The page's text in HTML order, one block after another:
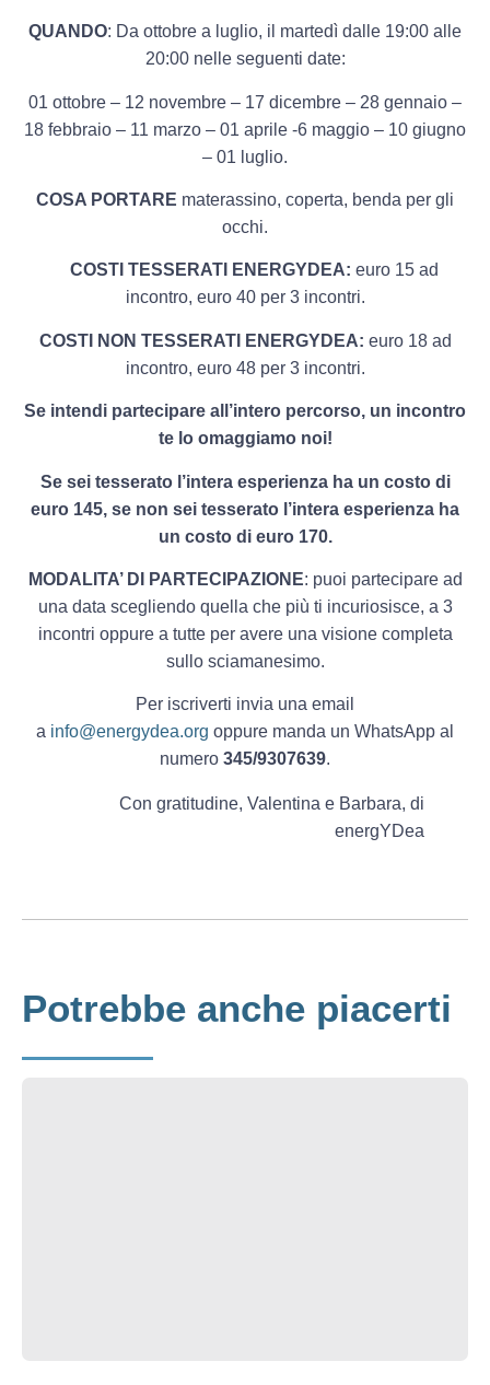
QUANDO: Da ottobre a luglio, il martedì dalle 19:00 alle
20:00 nelle seguenti date:
01 ottobre – 12 novembre – 17 dicembre – 28 gennaio –
18 febbraio – 11 marzo – 01 aprile -6 maggio – 10 giugno
– 01 luglio.
COSA PORTARE materassino, coperta, benda per gli
occhi.
COSTI TESSERATI ENERGYDEA: euro 15 ad
incontro, euro 40 per 3 incontri.
COSTI NON TESSERATI ENERGYDEA: euro 18 ad
incontro, euro 48 per 3 incontri.
Se intendi partecipare all’intero percorso, un incontro
te lo omaggiamo noi!
Se sei tesserato l’intera esperienza ha un costo di
euro 145, se non sei tesserato l’intera esperienza ha
un costo di euro 170.
MODALITA’ DI PARTECIPAZIONE: puoi partecipare ad
una data scegliendo quella che più ti incuriosisce, a 3
incontri oppure a tutte per avere una visione completa
sullo sciamanesimo.
Per iscriverti invia una email
a info@energydea.org oppure manda un WhatsApp al
numero 345/9307639.
Con gratitudine, Valentina e Barbara, di
energYDea
Potrebbe anche piacerti